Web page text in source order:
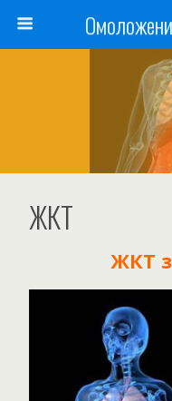
ЖКТ
ЖКТ